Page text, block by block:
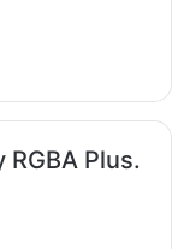
Plus.